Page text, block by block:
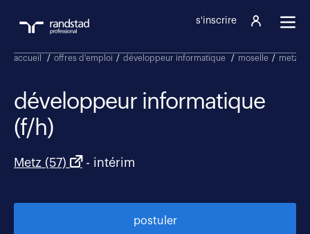
s'inscrire
accueil / offres d'emploi / développeur informatique / moselle / metz
développeur informatique
(f/h)
Metz (57) - intérim
postuler